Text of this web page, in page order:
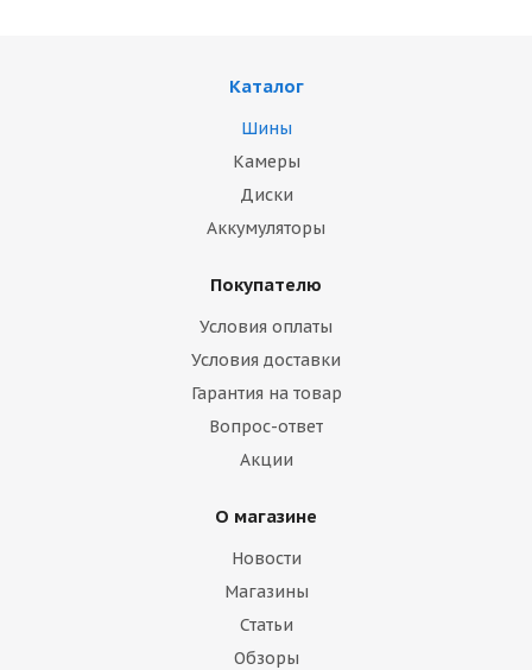
Каталог
Шины
Камеры
Диски
Аккумуляторы
Покупателю
Условия оплаты
Условия доставки
Гарантия на товар
Вопрос-ответ
Акции
О магазине
Новости
Магазины
Статьи
Обзоры